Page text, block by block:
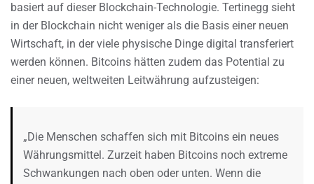
basiert auf dieser Blockchain-Technologie. Tertinegg sieht
in der Blockchain nicht weniger als die Basis einer neuen
Wirtschaft, in der viele physische Dinge digital transferiert
werden können. Bitcoins hätten zudem das Potential zu
einer neuen, weltweiten Leitwährung aufzusteigen:
„Die Menschen schaffen sich mit Bitcoins ein neues
Währungsmittel. Zurzeit haben Bitcoins noch extreme
Schwankungen nach oben oder unten. Wenn die